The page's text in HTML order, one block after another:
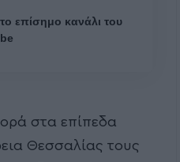
επίσημο κανάλι του
στα επίπεδα
Θεσσαλίας τους